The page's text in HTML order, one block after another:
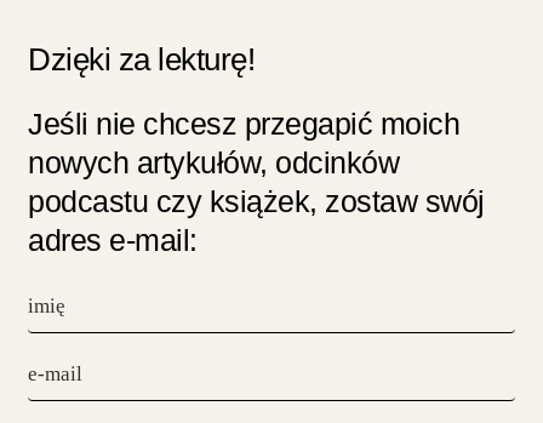
Dzięki za lekturę!
Jeśli nie chcesz przegapić moich
nowych artykułów, odcinków
podcastu czy książek, zostaw swój
adres e-mail: